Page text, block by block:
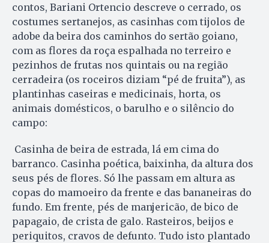
contos, Bariani Ortencio descreve o cerrado, os
costumes sertanejos, as casinhas com tijolos de
adobe da beira dos caminhos do sertão goiano,
com as flores da roça espalhada no terreiro e
pezinhos de frutas nos quintais ou na região
cerradeira (os roceiros diziam “pé de fruita”), as
plantinhas caseiras e medicinais, horta, os
animais domésticos, o barulho e o silêncio do
campo:
Casinha de beira de estrada, lá em cima do
barranco. Casinha poética, baixinha, da altura dos
seus pés de flores. Só lhe passam em altura as
copas do mamoeiro da frente e das bananeiras do
fundo. Em frente, pés de manjericão, de bico de
papagaio, de crista de galo. Rasteiros, beijos e
periquitos, cravos de defunto. Tudo isto plantado